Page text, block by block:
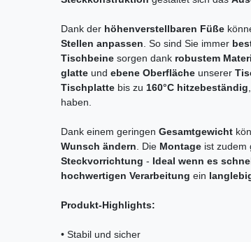
Dank der höhenverstellbaren Füße
Stellen anpassen . So sind Sie immer
Tischbeine sorgen dank robustem
glatte und ebene Oberfläche unserer
Tischplatte bis zu 160°C hitzebeständig
haben.
Dank einem geringen Gesamtgewicht
Wunsch ändern . Die Montage ist zudem
Steckvorrichtung - Ideal wenn es
hochwertigen Verarbeitung ein
Produkt-Highlights:
• Stabil und sicher